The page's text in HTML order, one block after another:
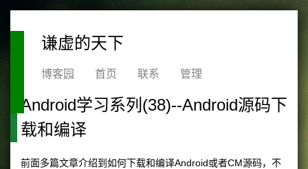
谦虚的天下
博客园 首页 联系 管理
Android学习系列(38)--Android源码下
载和编译
前面多篇文章介绍到如何下载和编译Android或者CM源码，不